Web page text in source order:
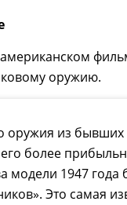
оружию.
оружия из бывших
более
модели 1947 года
Это самая